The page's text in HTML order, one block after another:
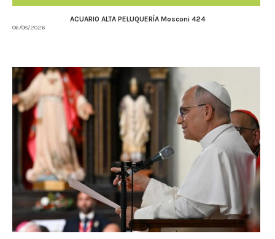
ACUARIO ALTA PELUQUERÍA Mosconi 424
06/08/2026